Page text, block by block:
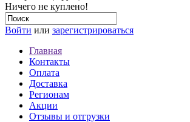
Ничего не куплено!
Войти или зарегистрироваться
Главная
Контакты
Оплата
Доставка
Регионам
Акции
Отзывы и отгрузки